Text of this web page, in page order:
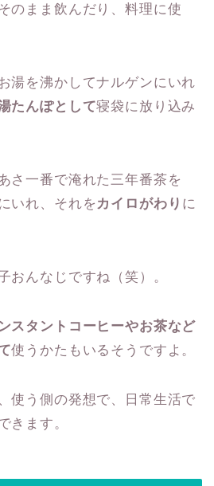
のまま飲んだり、料理に使
湯を沸かしてナルゲンにいれ
たんぽとして寝袋に放り込み
さ一番で淹れた三年番茶を
いれ、それを カイロがわり に
んなじですね（笑）。
スタントコーヒーやお茶など
使うかたもいるそうですよ。
使う側の発想で、日常生活で
きます。